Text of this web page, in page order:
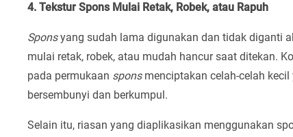
4. Tekstur Spons Mulai Retak, Robek, atau Rapuh
Sponsyang sudah lama digunakan dan tidak diganti
mulai retak, robek, atau mudah hancur saat ditekan.
pada permukaan sponsmenciptakan celah-celah
bersembunyi dan berkumpul.
Selain itu, riasan yang diaplikasikan menggunakan